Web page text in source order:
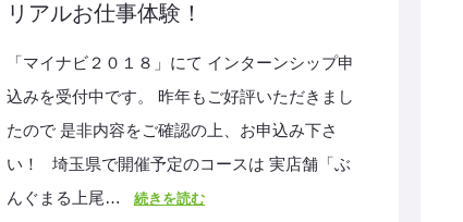
リアルお仕事体験！
「マイナビ２０１８」にて インターンシップ申
込みを受付中です。 昨年もご好評いただきまし
たので 是非内容をご確認の上、お申込み下さ
い！ 埼玉県で開催予定のコースは 実店舗「ぶ
んぐまる上尾…
続きを読む